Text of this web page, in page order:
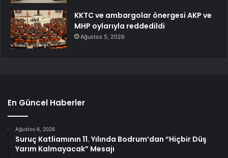
KKTC ve ambargolar önergesi AKP ve
MHP oylarıyla reddedildi
Ağustos 5, 2026
En Güncel Haberler
Ağustos 6, 2026
Suruç Katliamının 11. Yılında Bodrum’dan “Hiçbir Düş
Yarım Kalmayacak” Mesajı